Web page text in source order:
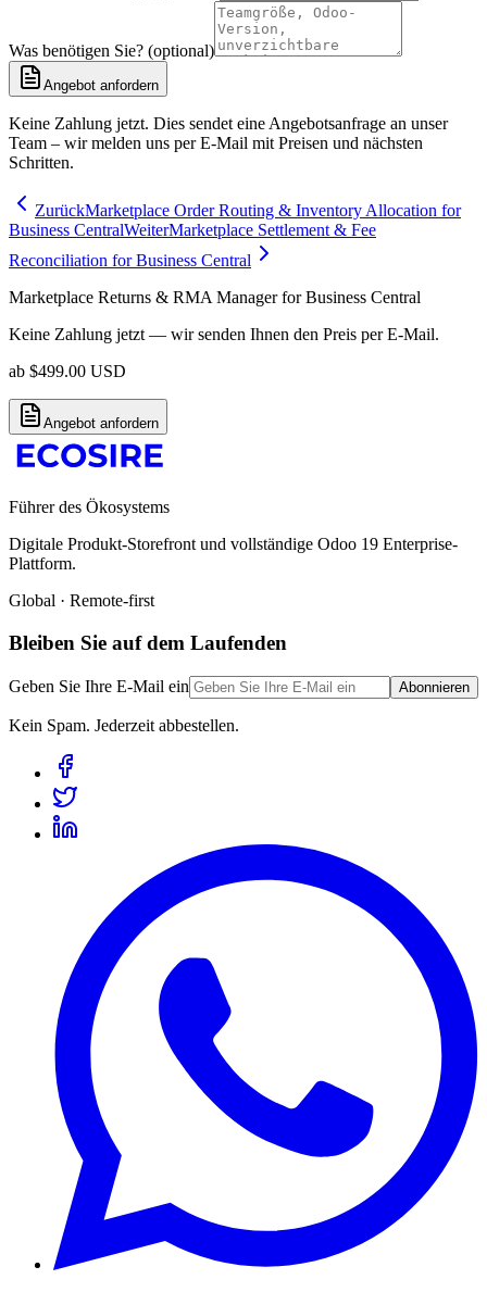
Was benötigen Sie? (optional)
Angebot anfordern
Keine Zahlung jetzt. Dies sendet eine Angebotsanfrage an unser
Team – wir melden uns per E-Mail mit Preisen und nächsten
Schritten.
ZurückMarketplace Order Routing & Inventory Allocation for
Business CentralWeiterMarketplace Settlement & Fee
Reconciliation for Business Central
Marketplace Returns & RMA Manager for Business Central
Keine Zahlung jetzt — wir senden Ihnen den Preis per E-Mail.
ab $499.00 USD
Angebot anfordern
Führer des Ökosystems
Digitale Produkt-Storefront und vollständige Odoo 19 Enterprise-
Plattform.
Global · Remote-first
Bleiben Sie auf dem Laufenden
Geben Sie Ihre E-Mail ein Abonnieren
Kein Spam. Jederzeit abbestellen.